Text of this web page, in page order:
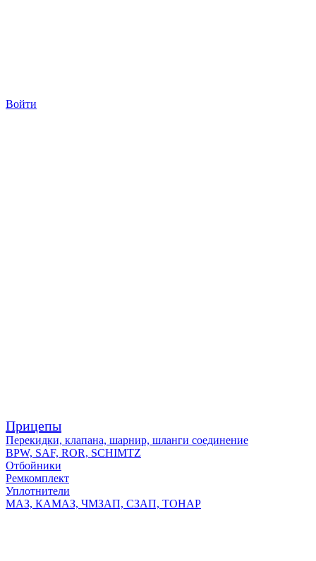
Войти
Прицепы
Перекидки, клапана, шарнир, шланги соединение
BPW, SAF, ROR, SCHIMTZ
Отбойники
Ремкомплект
Уплотнители
МАЗ, КАМАЗ, ЧМЗАП, СЗАП, ТОНАР